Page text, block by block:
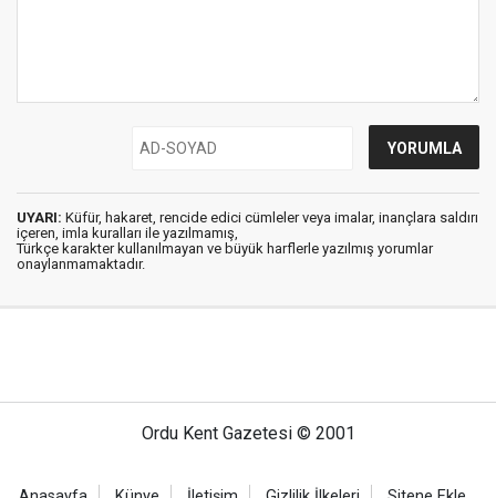
UYARI: Küfür, hakaret, rencide edici cümleler veya imalar, inançlara saldırı
içeren, imla kuralları ile yazılmamış,
Türkçe karakter kullanılmayan ve büyük harflerle yazılmış yorumlar
onaylanmamaktadır.
Ordu Kent Gazetesi © 2001